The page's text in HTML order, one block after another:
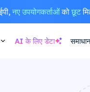
नए उपयोगकर्ताओंको छूट
AI के लिए डेटा